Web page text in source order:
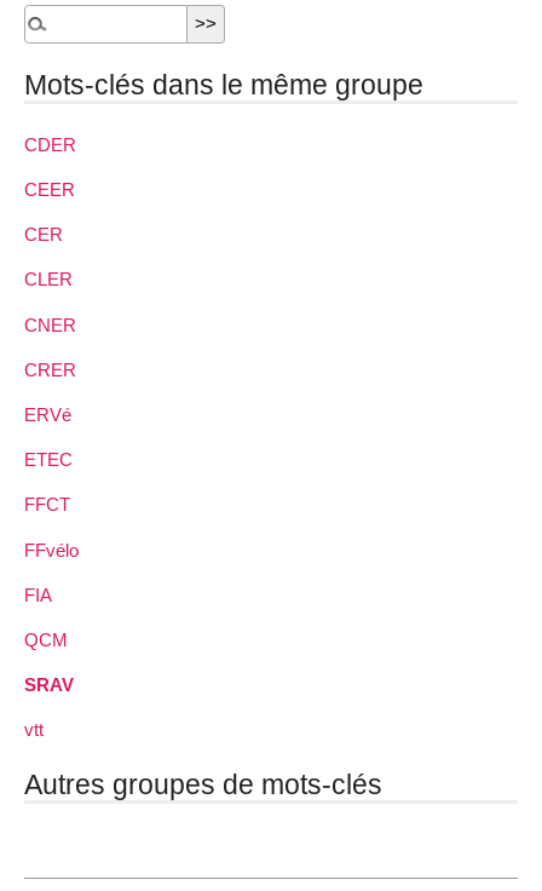
Mots-clés dans le même groupe
CDER
CEER
CER
CLER
CNER
CRER
ERVé
ETEC
FFCT
FFvélo
FIA
QCM
SRAV
vtt
Autres groupes de mots-clés